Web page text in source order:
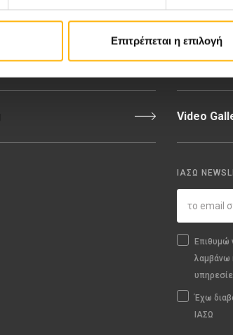
Επιτρέπεται η επιλογή
Video
ΙΑΣΩ
Επιθυμώ
λαμβάνω
Έχω
ΙΑΣΩ